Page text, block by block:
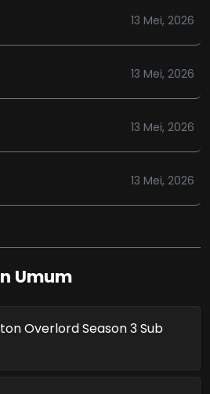
13 Mei, 2026
13 Mei, 2026
13 Mei, 2026
13 Mei, 2026
Umum
Overlord Season 3 Sub